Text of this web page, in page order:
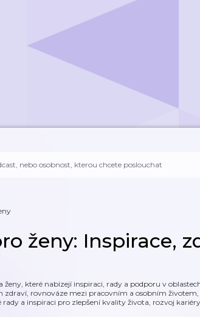
ženy: Inspirace,
ženy, které nabízejí inspiraci, rady a podporu v
zdraví, rovnováze mezi pracovním a osobním
a inspiraci pro zlepšení kvality života, rozvoj